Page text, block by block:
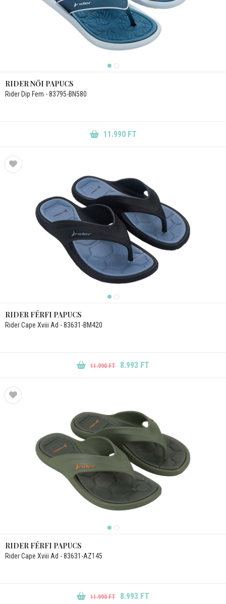
RIDER NŐI PAPUCS
Rider Dip Fem - 83795-BN580
11.990 FT
RIDER FÉRFI PAPUCS
Rider Cape Xviii Ad - 83631-BM420
11.990 FT 8.993 FT
RIDER FÉRFI PAPUCS
Rider Cape Xviii Ad - 83631-AZ145
11.990 FT 8.993 FT